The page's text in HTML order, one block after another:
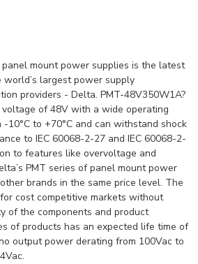
mount power supplies is the latest
largest power supply
providers - Delta. PMT-48V350W1A?
of 48V with a wide operating
10°C to +70°C and can withstand shock
to IEC 60068-2-27 and IEC 60068-2-
to features like overvoltage and
PMT series of panel mount power
brands in the same price level. The
cost competitive markets without
of the components and product
of products has an expected life time of
output power derating from 100Vac to